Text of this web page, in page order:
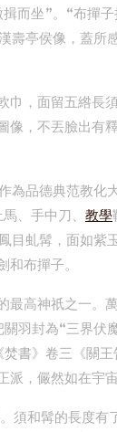
而坐”。“布撣
壽亭侯像，蓋所
，面留五綹長
，不丟臉出有
為品德典范教化
、手中刀、 教學
目虬髯，面如紫
布撣子。
最高神祇之一。
羽封為“三界伏
書》卷三《關
派，儼然如在宇
須和髯的長度有